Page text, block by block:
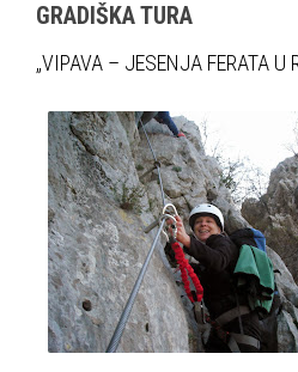
GRADIŠKA TURA
„VIPAVA – JESENJA FERATA U